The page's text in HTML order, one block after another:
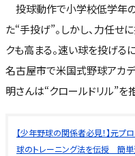
投球動作で小学校低学年
た“手投げ”。しかし、力任せ
クも高まる。速い球を投げる
名古屋市で米国式野球アカ
明さんは“クロールドリル”を
【少年野球の関係者必見！】元プ
球のトレーニング法を伝授 簡単